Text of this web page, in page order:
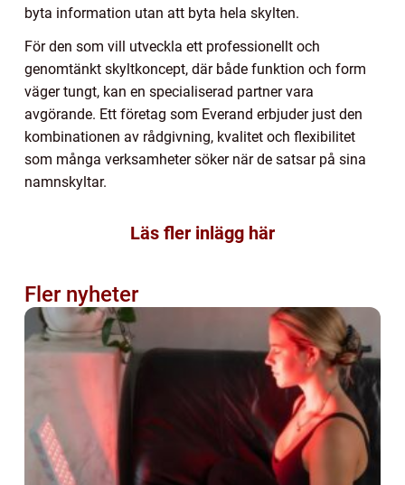
byta information utan att byta hela skylten.
För den som vill utveckla ett professionellt och
genomtänkt skyltkoncept, där både funktion och form
väger tungt, kan en specialiserad partner vara
avgörande. Ett företag som Everand erbjuder just den
kombinationen av rådgivning, kvalitet och flexibilitet
som många verksamheter söker när de satsar på sina
namnskyltar.
Läs fler inlägg här
Fler nyheter